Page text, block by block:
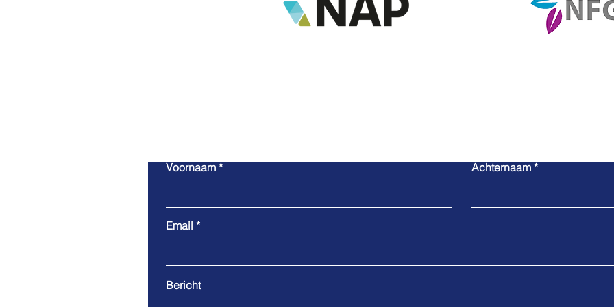
Voornaam Achternaam
Email
Bericht